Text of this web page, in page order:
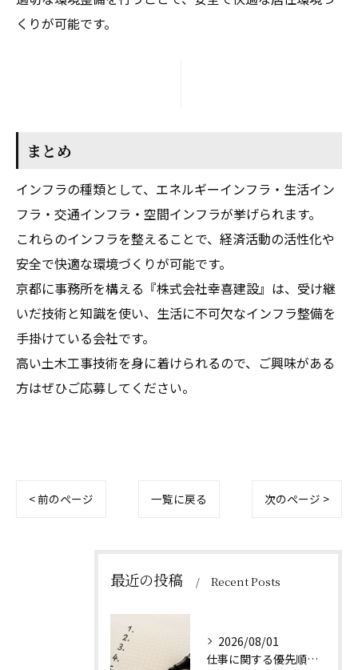
くりが可能です。
まとめ
インフラの種類として、エネルギーインフラ・生活イン
フラ・交通インフラ・空間インフラが挙げられます。
これらのインフラを整えることで、経済活動の活性化や
安全で快適な環境づくりが可能です。
京都に事務所を構える『株式会社幸喜建設』は、受け継
いだ技術と知識を使い、生活に不可欠なインフラ整備を
手掛けている会社です。
高い土木工事技術を身に着けられるので、ご興味がある
方はぜひご応募してください。
< 前のページ 一覧に戻る 次のページ >
最近の投稿 Recent Posts
2026/08/01
仕事に関する優先順位のつけ方とは